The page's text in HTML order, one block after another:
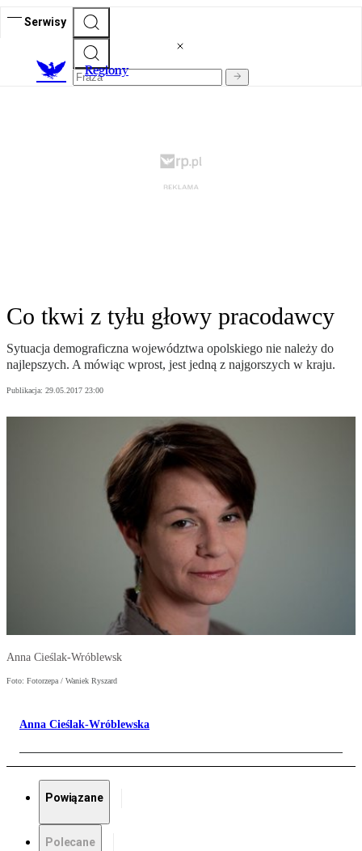
Serwisy
Regiony
Co tkwi z tyłu głowy pracodawcy
Sytuacja demograficzna województwa opolskiego nie należy do
najlepszych. A mówiąc wprost, jest jedną z najgorszych w kraju.
Publikacja: 29.05.2017 23:00
Anna Cieślak-Wróblewsk
Foto: Fotorzepa / Waniek Ryszard
Anna Cieślak-Wróblewska
Powiązane
Polecane